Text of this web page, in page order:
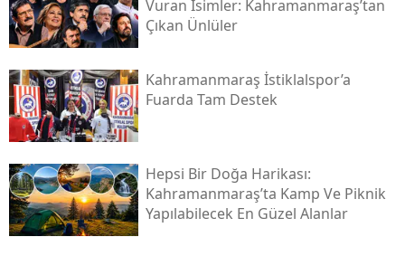
Vuran İsimler: Kahramanmaraş’tan
Çıkan Ünlüler
Kahramanmaraş İstiklalspor’a
Fuarda Tam Destek
Hepsi Bir Doğa Harikası:
Kahramanmaraş’ta Kamp Ve Piknik
Yapılabilecek En Güzel Alanlar